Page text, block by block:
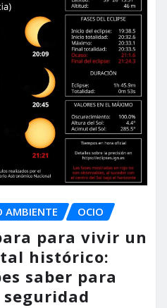
AMBIENTE OCIO
para vivir un
histórico:
saber para